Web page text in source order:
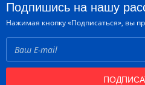
Подпишись на нашу
Нажимая кнопку «Подписаться», вы